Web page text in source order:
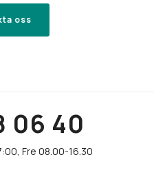
oss
06 40